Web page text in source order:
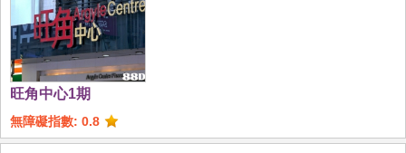
旺角中心1期
無障礙指數: 0.8